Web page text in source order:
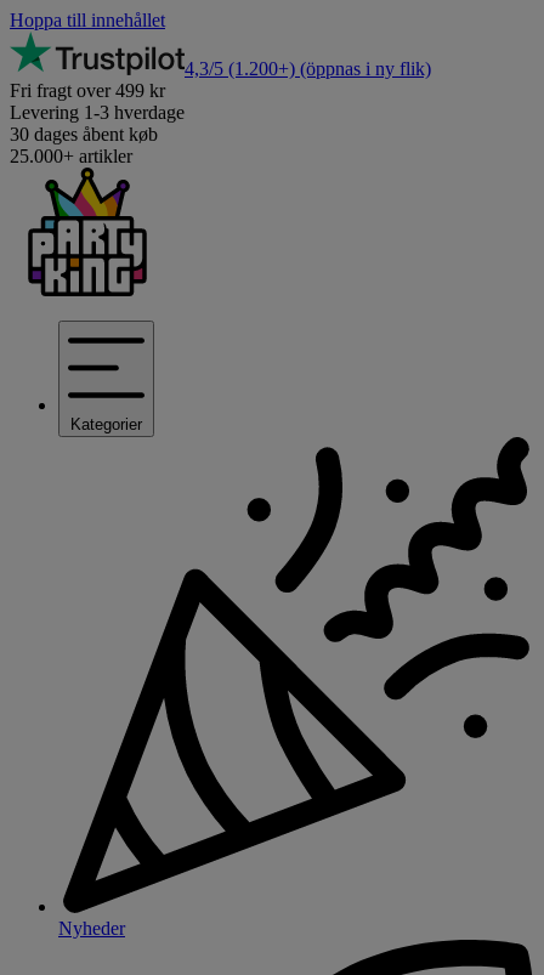
Hoppa till innehållet
4,3/5 (1.200+) (öppnas i ny flik)
Fri fragt over 499 kr
Levering 1-3 hverdage
30 dages åbent køb
25.000+ artikler
Kategorier
Nyheder